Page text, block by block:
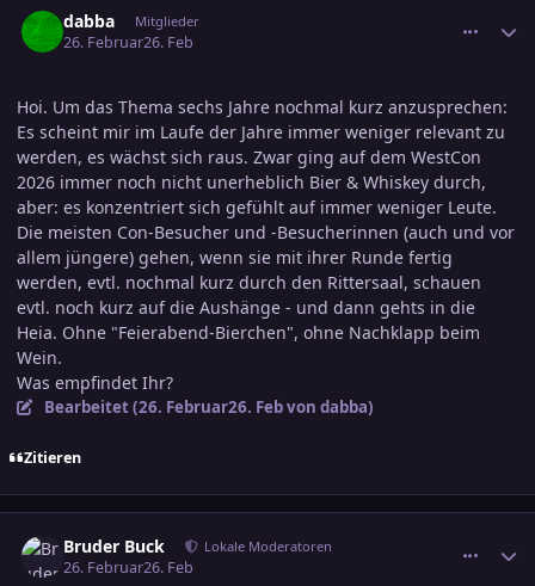
dabba Mitglieder
26. Februar26. Feb
Hoi. Um das Thema sechs Jahre nochmal kurz anzusprechen:
Es scheint mir im Laufe der Jahre immer weniger relevant zu
werden, es wächst sich raus. Zwar ging auf dem WestCon
2026 immer noch nicht unerheblich Bier & Whiskey durch,
aber: es konzentriert sich gefühlt auf immer weniger Leute.
Die meisten Con-Besucher und -Besucherinnen (auch und vor
allem jüngere) gehen, wenn sie mit ihrer Runde fertig
werden, evtl. nochmal kurz durch den Rittersaal, schauen
evtl. noch kurz auf die Aushänge - und dann gehts in die
Heia. Ohne "Feierabend-Bierchen", ohne Nachklapp beim
Wein.
Was empfindet Ihr?
Bearbeitet (26. Februar26. Febvon dabba)
Zitieren
Bruder Buck Lokale Moderatoren
26. Februar26. Feb